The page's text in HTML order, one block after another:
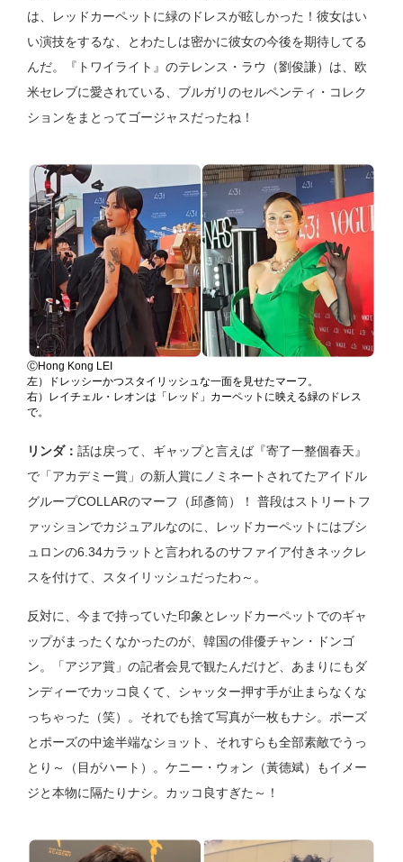
は、レッドカーペットに緑のドレスが眩しかった！彼女はい
い演技をするな、とわたしは密かに彼女の今後を期待してる
んだ。『トワイライト』のテレンス・ラウ（劉俊謙）は、欧
米セレブに愛されている、ブルガリのセルペンティ・コレク
ションをまとってゴージャスだったね！
ⒸHong Kong LEI
左）ドレッシーかつスタイリッシュな一面を見せたマーフ。
右）レイチェル・レオンは「レッド」カーペットに映える緑のドレス
で。
リンダ：話は戻って、ギャップと言えば『寄了一整個春天』
で「アカデミー賞」の新人賞にノミネートされてたアイドル
グループCOLLARのマーフ（邱彥筒）！ 普段はストリートフ
ァッションでカジュアルなのに、レッドカーペットにはブシ
ュロンの6.34カラットと言われるのサファイア付きネックレ
スを付けて、スタイリッシュだったわ～。
反対に、今まで持っていた印象とレッドカーペットでのギャ
ップがまったくなかったのが、韓国の俳優チャン・ドンゴ
ン。「アジア賞」の記者会見で観たんだけど、あまりにもダ
ンディーでカッコ良くて、シャッター押す手が止まらなくな
っちゃった（笑）。それでも捨て写真が一枚もナシ。ポーズ
とポーズの中途半端なショット、それすらも全部素敵でうっ
とり～（目がハート）。ケニー・ウォン（黃德斌）もイメー
ジと本物に隔たりナシ。カッコ良すぎた～！